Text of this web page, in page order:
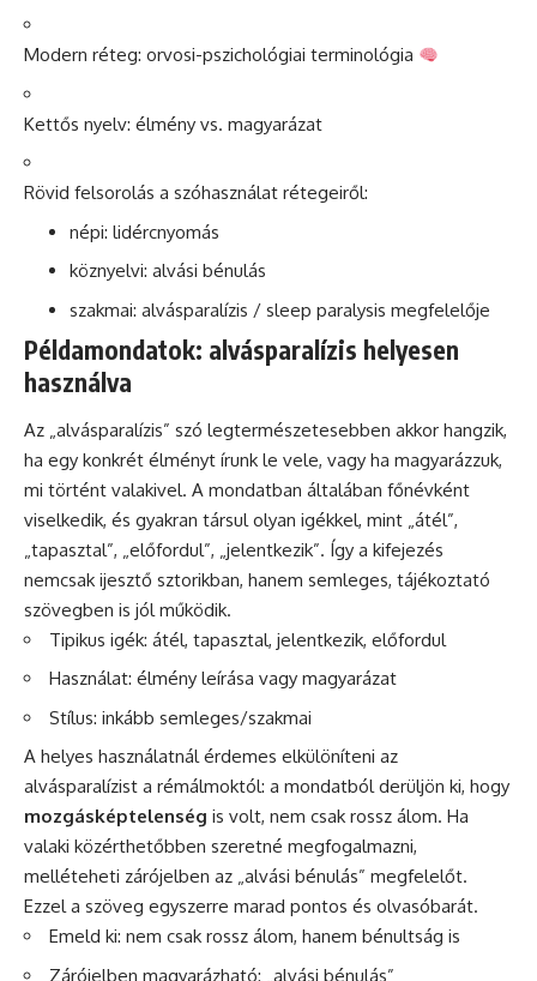
Modern réteg: orvosi-pszichológiai terminológia
Kettős nyelv: élmény vs. magyarázat
Rövid felsorolás a szóhasználat rétegeiről:
népi: lidércnyomás
köznyelvi: alvási bénulás
szakmai: alvásparalízis / sleep paralysis megfelelője
Példamondatok: alvásparalízis helyesen
használva
Az „alvásparalízis” szó legtermészetesebben akkor hangzik,
ha egy konkrét élményt írunk le vele, vagy ha magyarázzuk,
mi történt valakivel. A mondatban általában főnévként
viselkedik, és gyakran társul olyan igékkel, mint „átél”,
„tapasztal”, „előfordul”, „jelentkezik”. Így a kifejezés
nemcsak ijesztő sztorikban, hanem semleges, tájékoztató
szövegben is jól működik.
Tipikus igék: átél, tapasztal, jelentkezik, előfordul
Használat: élmény leírása vagy magyarázat
Stílus: inkább semleges/szakmai
A helyes használatnál érdemes elkülöníteni az
alvásparalízist a rémálmoktól: a mondatból derüljön ki, hogy
mozgásképtelenség is volt, nem csak rossz álom. Ha
valaki közérthetőbben szeretné megfogalmazni,
melléteheti zárójelben az „alvási bénulás” megfelelőt.
Ezzel a szöveg egyszerre marad pontos és olvasóbarát.
Emeld ki: nem csak rossz álom, hanem bénultság is
Zárójelben magyarázható: „alvási bénulás”